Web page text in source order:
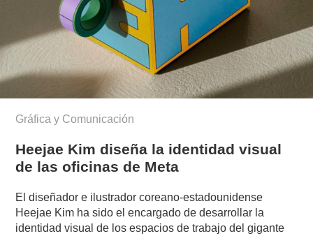
Gráfica y Comunicación
Heejae Kim diseña la identidad visual
de las oficinas de Meta
El diseñador e ilustrador coreano-estadounidense
Heejae Kim ha sido el encargado de desarrollar la
identidad visual de los espacios de trabajo del gigante